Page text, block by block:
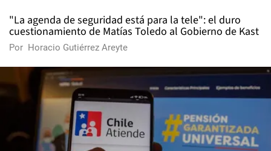
"La agenda de seguridad está para la tele": el duro
cuestionamiento de Matías Toledo al Gobierno de Kast
Por Horacio Gutiérrez Areyte